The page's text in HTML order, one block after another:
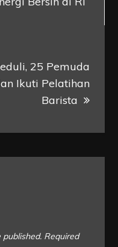
25 Pemuda
Ikuti Pelatihan
Barista
published. Required